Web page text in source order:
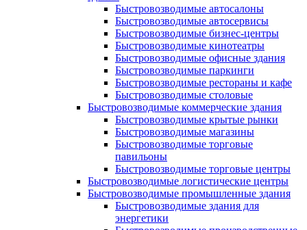
Быстровозводимые автосалоны
Быстровозводимые автосервисы
Быстровозводимые бизнес-центры
Быстровозводимые кинотеатры
Быстровозводимые офисные здания
Быстровозводимые паркинги
Быстровозводимые рестораны и кафе
Быстровозводимые столовые
Быстровозводимые коммерческие здания
Быстровозводимые крытые рынки
Быстровозводимые магазины
Быстровозводимые торговые
павильоны
Быстровозводимые торговые центры
Быстровозводимые логистические центры
Быстровозводимые промышленные здания
Быстровозводимые здания для
энергетики